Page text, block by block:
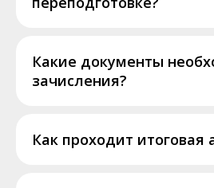
Какие документы
зачисления?
Как проходит итоговая